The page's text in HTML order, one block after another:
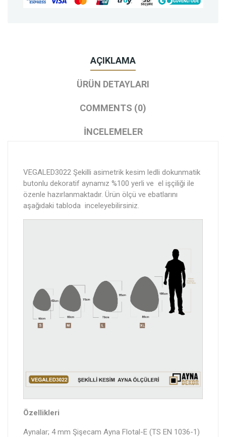
AÇIKLAMA
ÜRÜN DETAYLARI
COMMENTS (0)
İNCELEMELER
VEGALED3022 Şekilli asimetrik kesim ledli dokunmatik
butonlu dekoratif aynamız %100 yerli ve el işçiliği ile
özenle hazırlanmaktadır. Ürün ölçü ve ebatlarını
aşağıdaki tabloda inceleyebilirsiniz.
Özellikleri
Aynalar; 4 mm Şişecam Ayna Flotal-E (TS EN 1036-1)